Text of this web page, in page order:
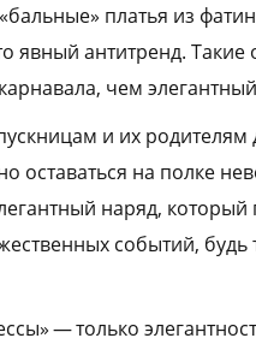
платья из
явный антитренд.
чем
и их
оставаться на полке
наряд,
событий,
— только